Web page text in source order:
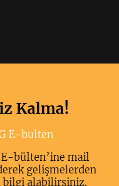
Kalma!
E-bulten
bülten’ine mail
gelişmelerden
bilgi alabilirsiniz.